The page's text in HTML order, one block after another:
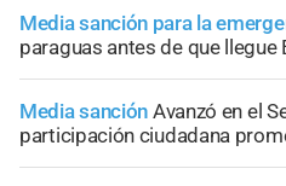
Media sanción para la
paraguas antes de que llegue
Media sanción Avanzó en el
participación ciudadana